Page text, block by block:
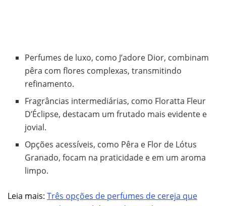
Perfumes de luxo, como J’adore Dior, combinam
pêra com flores complexas, transmitindo
refinamento.
Fragrâncias intermediárias, como Floratta Fleur
D’Éclipse, destacam um frutado mais evidente e
jovial.
Opções acessíveis, como Pêra e Flor de Lótus
Granado, focam na praticidade e em um aroma
limpo.
Leia mais: Três opções de perfumes de cereja que